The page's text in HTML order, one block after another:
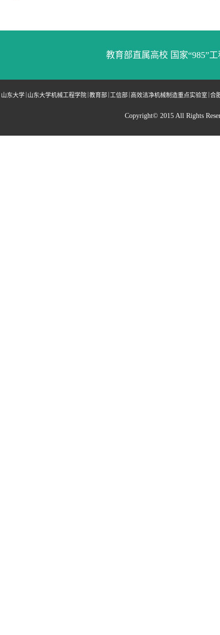
教育部直属高校 国家“985”
山东大学 | 山东大学机械工程学院 |教育部 | 工信部 |高效洁净机械制造重点实验室 |合
Copyright© 2015 All Rights